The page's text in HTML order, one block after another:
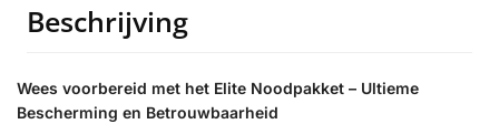
Beschrijving
Wees voorbereid met het Elite Noodpakket – Ultieme
Bescherming en Betrouwbaarheid